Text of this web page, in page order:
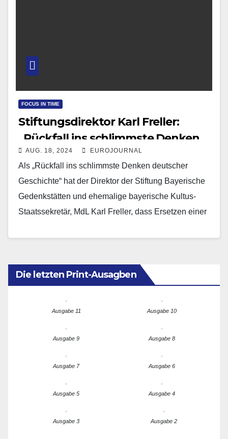
FOCUS IN TIME
Stiftungsdirektor Karl Freller:
„Rückfall ins schlimmste Denken
deutscher Geschichte!“
AUG. 18, 2024 EUROJOURNAL
Als „Rückfall ins schlimmste Denken deutscher
Geschichte“ hat der Direktor der Stiftung Bayerische
Gedenkstätten und ehemalige bayerische Kultus-
Staatssekretär, MdL Karl Freller, dass Ersetzen einer
Die letzten Print-Ausagben
Ausgabe 11 Ausgabe 10
Ausgabe 9 Ausgabe 8
Ausgabe 7 Ausgabe 6
Ausgabe 5 Ausgabe 4
Ausgabe 3 Ausgabe 2